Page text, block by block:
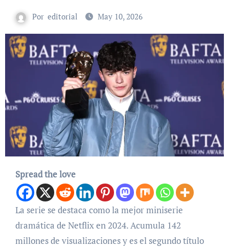
Por editorial May 10, 2026
Spread the love
La serie se destaca como la mejor miniserie
dramática de Netflix en 2024. Acumula 142
millones de visualizaciones y es el segundo título